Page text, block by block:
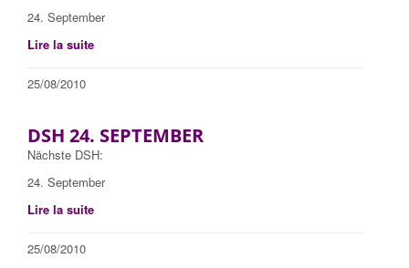
24. September
Lire la suite
25/08/2010
DSH 24. SEPTEMBER
Nächste DSH:
24. September
Lire la suite
25/08/2010